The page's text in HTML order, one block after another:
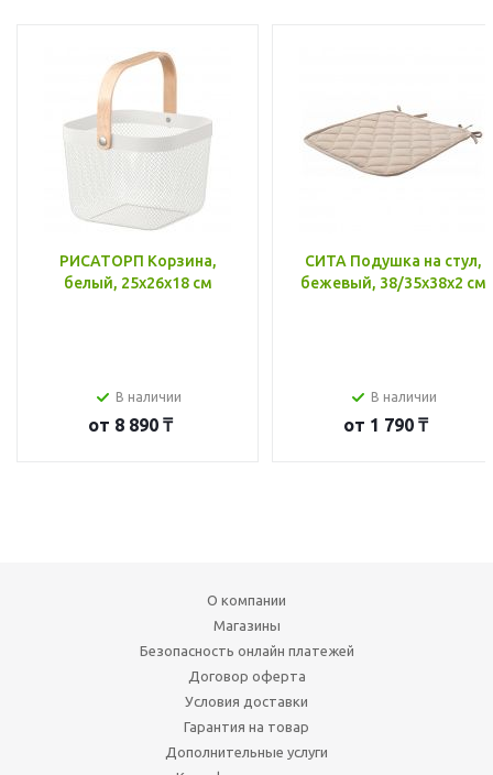
РИСАТОРП Корзина,
белый, 25x26x18 см
В наличии
от 8 890 ₸
СИТА Подушка на стул,
бежевый, 38/35x38x2 см
В наличии
от 1 790 ₸
О компании
Магазины
Безопасность онлайн платежей
Договор оферта
Условия доставки
Гарантия на товар
Дополнительные услуги